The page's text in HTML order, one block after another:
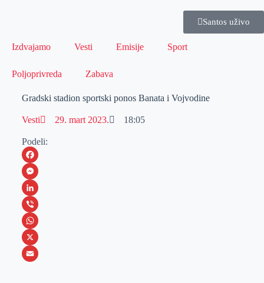
Santos uživo
Izdvajamo Vesti Emisije Sport
Poljoprivreda Zabava
Gradski stadion sportski ponos Banata i Vojvodine
Vesti 29. mart 2023. 18:05
Podeli:
F
a
c
e
b
o
M
e
s
s
e
L
i
n
k
V
i
b
W
h
X